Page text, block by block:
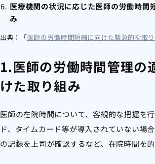
医療機関の状況に応じた医師の労働時間
み
出典：「医師の労働時間短縮に向けた緊急的な取
1.医師の労働時間管理の
けた取り組み
医師の在院時間について、客観的な把握を
ド、タイムカード等が導入されていない場
の記録を上司が確認するなど、在院時間を的